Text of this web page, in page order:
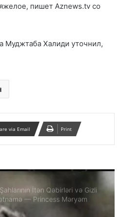
пишет Aznews.tv со
Муджтаба Халиди уточнил,
via Email Print
qınayan bəyanatı
və küçə etirazlarına
bağlı bəyanatı
qaçqın qadınların həyat
İtən Qəbirləri və Gizli
— Princess Məryəm
ilə Özəl Müsahibə